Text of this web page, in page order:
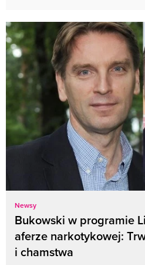
Newsy
Bukowski w programie
aferze narkotykowej:
i chamstwa